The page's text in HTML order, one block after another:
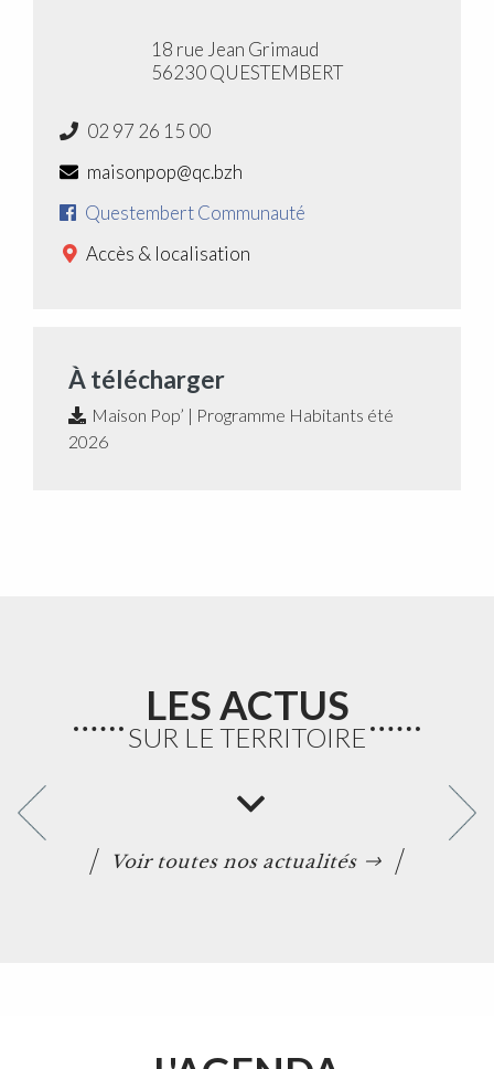
18 rue Jean Grimaud
56230 QUESTEMBERT
02 97 26 15 00
maisonpop@qc.bzh
Questembert Communauté
Accès & localisation
À télécharger
Maison Pop’ | Programme Habitants été
2026
LES ACTUS
SUR LE TERRITOIRE
Voir toutes nos actualités